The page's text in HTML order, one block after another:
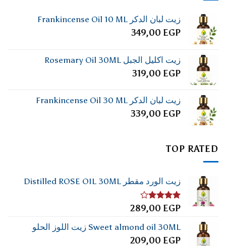
زيت لبان الدكر Frankincense Oil 10 ML
349,00 EGP
زيت اكليل الجبل Rosemary Oil 30ML
319,00 EGP
زيت لبان الدكر Frankincense Oil 30 ML
339,00 EGP
TOP RATED
زيت الورد مقطر Distilled ROSE OIL 30ML
تم
4.00من
5
289,00 EGP
Sweet almond oil 30ML زيت اللوز الحلو
209,00 EGP